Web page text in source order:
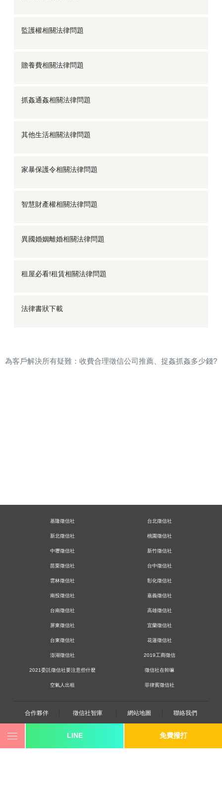
監護權相關法律問題
贍養費相關法律問題
抓姦通姦相關法律問題
其他生活相關法律問題
家暴保護令相關法律問題
智慧財產權相關法律問題
異國婚姻離婚相關法律問題
租屋必看!租賃相關法律問題
法律書狀下載
為客戶解決所有疑難 ： 收費合理徵信公司推薦 捉姦抓姦多少錢?
LINE 免費撥打
基隆徵信社 台北徵信社
新北徵信社 桃園徵信社
中壢徵信社 新竹徵信社
苗栗徵信社 台中徵信社
雲林徵信社 彰化徵信社
南投徵信社 嘉義徵信社
台南徵信社 高雄徵信社
屏東徵信社 宜蘭徵信社
台東徵信社 花蓮徵信社
澎湖徵信社 2019工商徵信
2021委託徵信社要注意些什麼 徵信社在幹嘛
空氣人出租 菲律賓徵信社
合作夥伴 徵信社智庫 網站地圖 聯絡我們
0800-250-555 revote990109@gmail.com
youtube twitter facebook line